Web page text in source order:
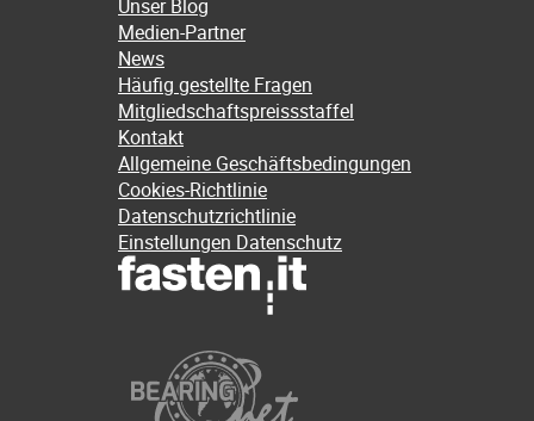
Unser Blog
Medien-Partner
News
Häufig gestellte Fragen
Mitgliedschaftspreissstaffel
Kontakt
Allgemeine Geschäftsbedingungen
Cookies-Richtlinie
Datenschutzrichtlinie
Einstellungen Datenschutz